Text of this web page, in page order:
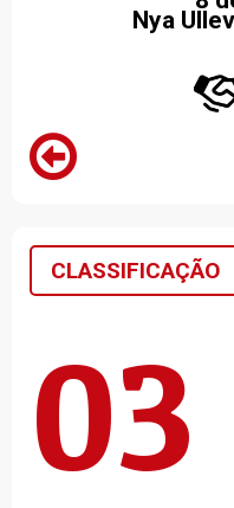
Nya
CLASSIFICAÇÃO
03